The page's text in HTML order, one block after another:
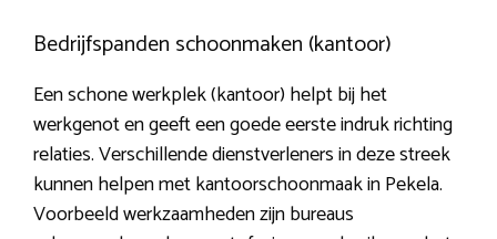
Bedrijfspanden schoonmaken (kantoor)
Een schone werkplek (kantoor) helpt bij het
werkgenot en geeft een goede eerste indruk richting
relaties. Verschillende dienstverleners in deze streek
kunnen helpen met kantoorschoonmaak in Pekela.
Voorbeeld werkzaamheden zijn bureaus